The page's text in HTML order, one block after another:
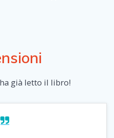
già letto il libro!